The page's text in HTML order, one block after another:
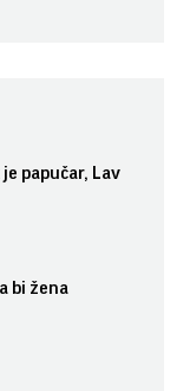
papučar, Lav
bi žena